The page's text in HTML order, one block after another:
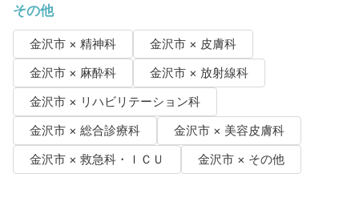
その他
金沢市 × 精神科
金沢市 × 皮膚科
金沢市 × 麻酔科
金沢市 × 放射線科
金沢市 × リハビリテーション科
金沢市 × 総合診療科
金沢市 × 美容皮膚科
金沢市 × 救急科・ＩＣＵ
金沢市 × その他